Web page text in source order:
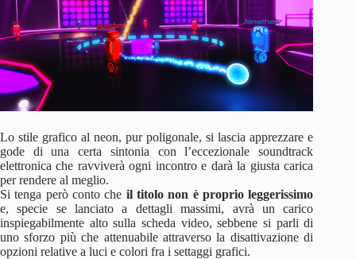
Lo stile grafico al neon, pur poligonale, si lascia apprezzare e
gode di una certa sintonia con l’eccezionale soundtrack
elettronica che ravviverà ogni incontro e darà la giusta carica
per rendere al meglio.
Si tenga però conto che il titolo non è proprio leggerissimo
e, specie se lanciato a dettagli massimi, avrà un carico
inspiegabilmente alto sulla scheda video, sebbene si parli di
uno sforzo più che attenuabile attraverso la disattivazione di
opzioni relative a luci e colori fra i settaggi grafici.